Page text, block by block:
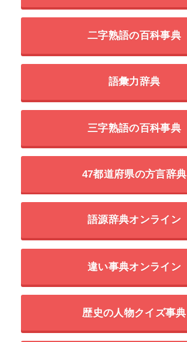
二字熟語の百科事典
語彙力辞典
三字熟語の百科事典
47都道府県の方言辞典
語源辞典オンライン
違い事典オンライン
歴史の人物クイズ事典